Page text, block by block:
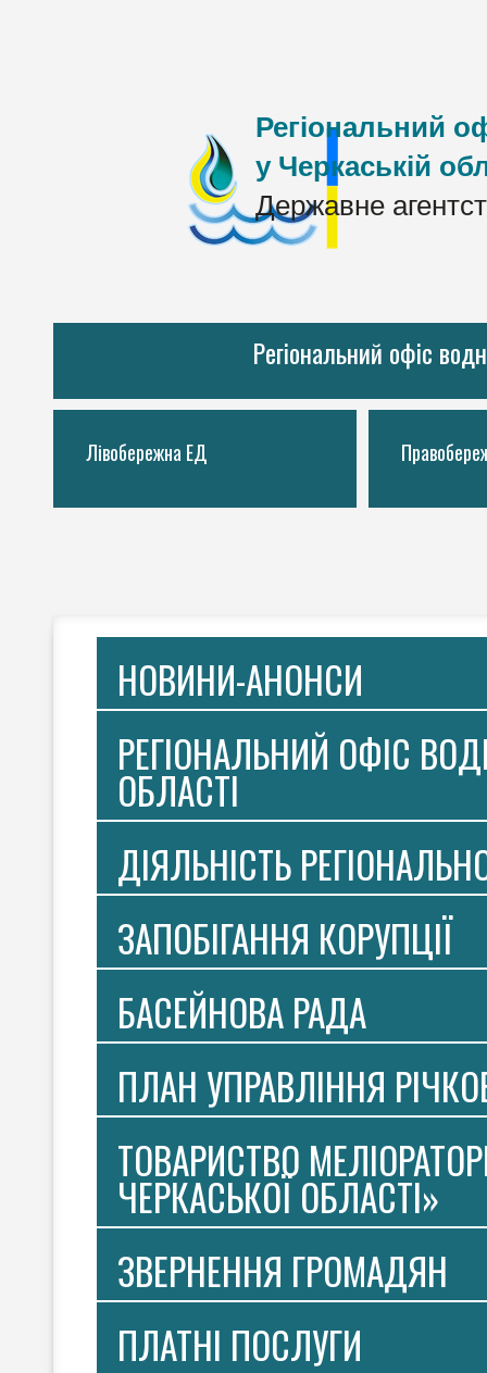
Регіональний
у Черкаській
Державне
Регіональний офіс
Лівобережна ЕД
НОВИНИ-АНОНСИ
РЕГІОНАЛЬНИЙ ОФІС
ОБЛАСТІ
ДІЯЛЬНІСТЬ
ЗАПОБІГАННЯ КОРУПЦІЇ
БАСЕЙНОВА РАДА
ПЛАН УПРАВЛІННЯ
ТОВАРИСТВО
ЧЕРКАСЬКОЇ ОБЛАСТІ»
ЗВЕРНЕННЯ ГРОМАДЯН
ПЛАТНI ПОСЛУГИ